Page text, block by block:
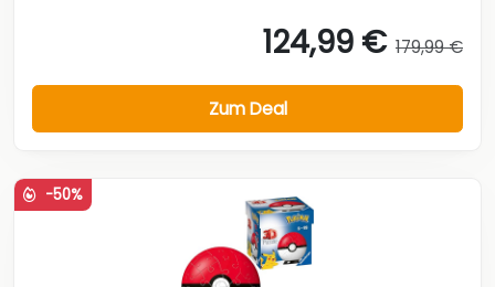
124,99 € 179,99 €
Zum Deal
-50%